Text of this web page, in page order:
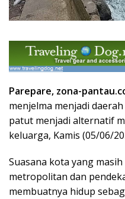
Parepare, zona-
menjelma menjadi
patut menjadi alternatif
keluarga, Kamis (05/06/
Suasana kota yang
metropolitan dan
membuatnya hidup